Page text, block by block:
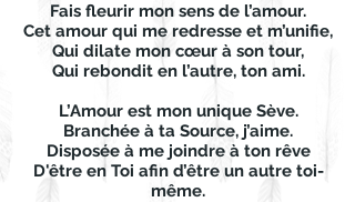
Fais fleurir mon sens de l’amour.
Cet amour qui me redresse et m’unifie,
Qui dilate mon cœur à son tour,
Qui rebondit en l’autre, ton ami.
L’Amour est mon unique Sève.
Branchée à ta Source, j’aime.
Disposée à me joindre à ton rêve
D'être en Toi afin d’être un autre toi-
même.